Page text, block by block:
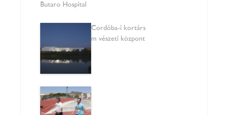
Butaro Hospital
Cordóba-i kortárs
művészeti központ